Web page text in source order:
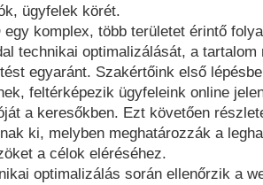
ügyfelek körét.
egy komplex, több területet érintő
technikai optimalizálását, a
egyaránt. Szakértőink első
feltérképezik ügyfeleink online
a keresőkben. Ezt követően
ki, melyben meghatározzák a
a célok eléréséhez.
optimalizálás során ellenőrzik a